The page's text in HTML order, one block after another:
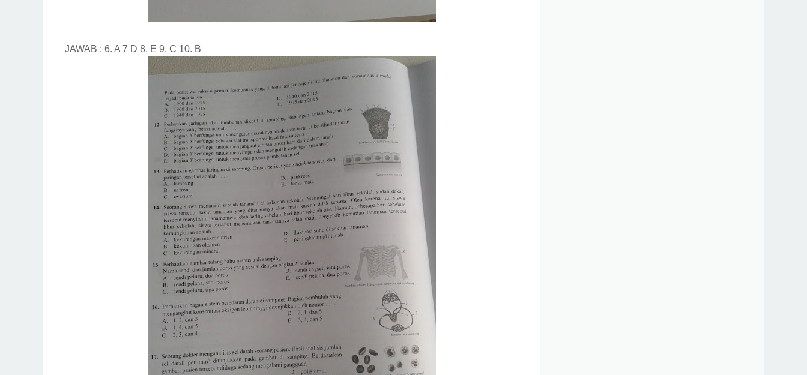
JAWAB : 6. A 7 D 8. E 9. C 10. B